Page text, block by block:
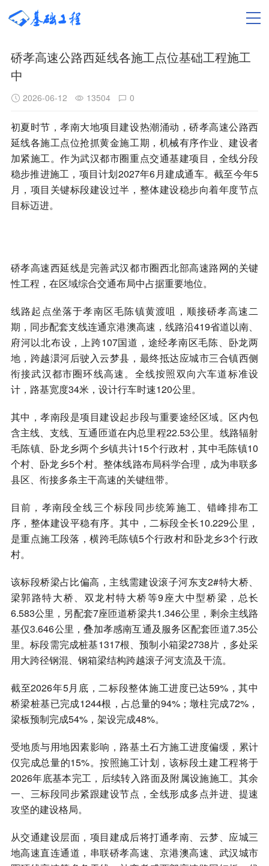
硚孝高速公路西延线各施工点位基础工程施工
中
2026-06-12 13504 0
初夏时节，孝南大地项目建设热潮涌动，硚孝高速公路西
延线各施工点位抢抓黄金施工期，机械有序作业、建设者
加紧施工。作为武汉都市圈重点交通基建项目，全线分段
稳步推进施工，项目计划2027年6月建成通车。截至今年5
月，项目关键标段建设过半，整体建设稳步向着年度节点
目标迈进。
硚孝高速西延线是完善武汉都市圈西北部高速路网的关键
性工程，在区域综合交通布局中占据重要地位。
线路起点坐落于孝南区毛陈镇黄渡咀，顺接硚孝高速二
期，同步配套支线连通京港澳高速，线路沿419省道以南、
府河以北布设，上跨107国道，途经孝南区毛陈、卧龙两
地，跨越澴河后驶入云梦县，最终抵达应城市三合镇西侧
衔接武汉都市圈环线高速。全线按照双向六车道标准设
计，路基宽度34米，设计行车时速120公里。
其中，孝南段是项目建设起步段与重要途经区域。区内包
含主线、支线、互通匝道在内总里程22.53公里。线路辐射
毛陈镇、卧龙乡两个乡镇共计15个行政村，其中毛陈镇10
个村、卧龙乡5个村。整体线路布局科学合理，成为串联多
县区、衔接多条主干高速的关键纽带。
目前，孝南段全线三个标段同步统筹施工、错峰排布工
序，整体建设平稳有序。其中，二标段全长10.229公里，
是重点施工段落，横跨毛陈镇5个行政村和卧龙乡3个行政
村。
该标段桥梁占比偏高，主线需建设滚子河东支2#特大桥、
梁郭路特大桥、双龙村特大桥等9座大中型桥梁，总长
6.583公里，另配套7座匝道桥梁共1.346公里，剩余主线路
基仅3.646公里，叠加孝感南互通及服务区配套匝道7.35公
里。标段需完成桩基1317根、预制小箱梁2738片，多处采
用大跨径钢混、钢箱梁结构跨越滚子河支流及干流。
截至2026年5月底，二标段整体施工进度已达59%，其中
桥梁桩基已完成1244根，占总量的94%；墩柱完成72%，
梁板预制完成54%，架设完成48%。
受地质与用地因素影响，路基土石方施工进度偏缓，累计
仅完成总量的15%。按照施工计划，该标段土建工程将于
2026年底基本完工，后续转入路面及附属设施施工。其余
一、三标段同步紧跟建设节点，全线形成多点并进、提速
攻坚的建设格局。
从交通建设层面，项目建成后将打通孝南、云梦、应城三
地高速直连通道，串联硚孝高速、京港澳高速、武汉城市